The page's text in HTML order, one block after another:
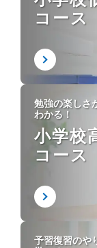
コース
勉強の楽しさ
わかる！
小学校
コース
予習復習のや